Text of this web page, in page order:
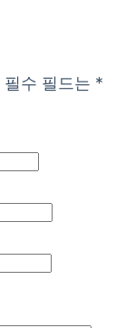
필수 필드는 *